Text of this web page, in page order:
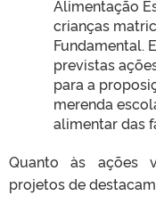
Alimentação
crianças
Fundamental.
previstas
para a
merenda
alimentar das
Quanto às ações
projetos de